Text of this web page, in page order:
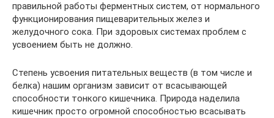
правильной работы ферментных систем, от нормального
функционирования пищеварительных желез и
желудочного сока. При здоровых системах проблем с
усвоением быть не должно.
Степень усвоения питательных веществ (в том числе и
белка) нашим организм зависит от всасывающей
способности тонкого кишечника. Природа наделила
кишечник просто огромной способностью всасывать